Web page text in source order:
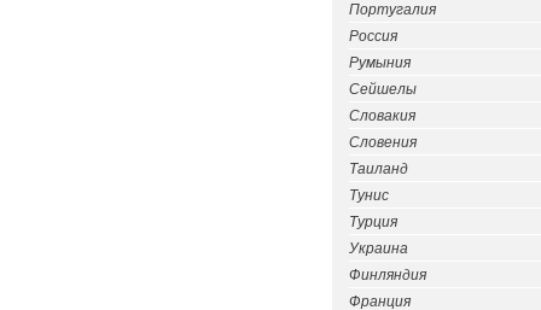
Португалия
Россия
Румыния
Сейшелы
Словакия
Словения
Таиланд
Тунис
Турция
Украина
Финляндия
Франция